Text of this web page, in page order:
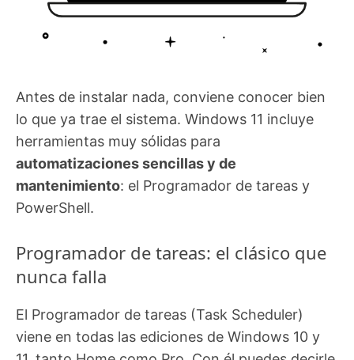
Antes de instalar nada, conviene conocer bien
lo que ya trae el sistema. Windows 11 incluye
herramientas muy sólidas para
automatizaciones sencillas y de
mantenimiento: el Programador de tareas y
PowerShell.
Programador de tareas: el clásico que
nunca falla
El Programador de tareas (Task Scheduler)
viene en todas las ediciones de Windows 10 y